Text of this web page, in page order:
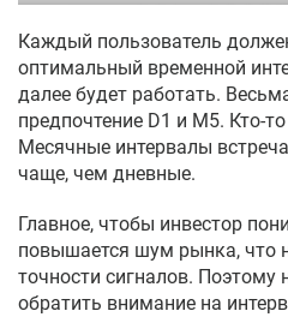
Каждый пользователь
оптимальный временной
далее будет работать.
предпочтение D1 и М5. Кто-
Месячные интервалы
чаще, чем дневные.
Главное, чтобы инвестор
повышается шум рынка, что
точности сигналов.
обратить внимание на